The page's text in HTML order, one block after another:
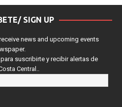
SIGN UP
news and upcoming events
suscribirte y recibir alertas de
Central..